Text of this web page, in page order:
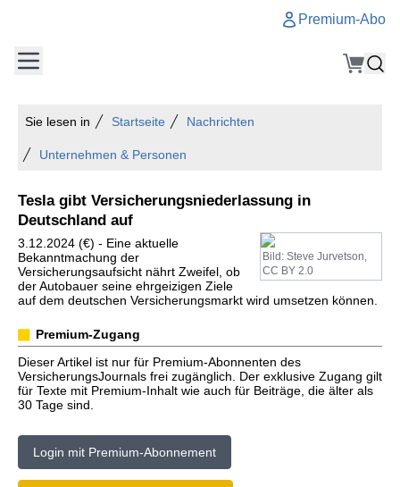
Premium-Abo
Sie lesen in Startseite Nachrichten
Unternehmen & Personen
Tesla gibt Versicherungsniederlassung in
Deutschland auf
Bild: Steve Jurvetson,
CC BY 2.0
3.12.2024 (€) - Eine aktuelle
Bekanntmachung der
Versicherungsaufsicht nährt Zweifel, ob
der Autobauer seine ehrgeizigen Ziele
auf dem deutschen Versicherungsmarkt wird umsetzen können.
Premium-Zugang
Dieser Artikel ist nur für Premium-Abonnenten des
VersicherungsJournals frei zugänglich. Der exklusive Zugang gilt
für Texte mit Premium-Inhalt wie auch für Beiträge, die älter als
30 Tage sind.
Login mit Premium-Abonnement